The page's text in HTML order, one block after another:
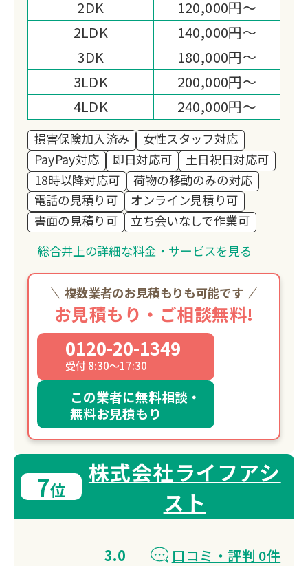
お客様が作業終了後、「総合井上に依頼
してよかった。」「また、次も総合井上
に頼もう。」などと思っていただけるよ
う努力していきたいと思います。
2DK
120,000円～
2LDK
140,000円～
3DK
180,000円～
3LDK
200,000円～
4LDK
240,000円～
損害保険加入済み
女性スタッフ対応
PayPay対応
即日対応可
土日祝日対応可
18時以降対応可
荷物の移動のみの対応
電話の見積り可
オンライン見積り可
書面の見積り可
立ち会いなしで作業可
総合井上の詳細な料金・サービスを見る
複数業者のお見積もりも可能です
お見積もり・ご相談無料!
0120-20-1349
受付 8:30～17:30
この業者に無料相談・
無料お見積もり
7位
株式会社ライフアシ
スト
3.0
口コミ・評判 0件